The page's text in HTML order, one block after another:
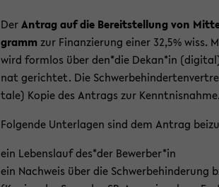
DerAn­trag auf die Be­reit­stel­lung von
grammzur Fi­nan­zie­rung einer 32,5% wiss.
wird form­los über den*die Dekan*in
nat ge­rich­tet. Die
ta­le) Kopie des An­trags zur Kennt­nis­nah­me.
Fol­gen­de Un­ter­la­gen sind dem An­trag
ein Le­bens­lauf des*der Be­wer­ber*in
ein Nach­weis über die Schwer­be­hin­de­rung